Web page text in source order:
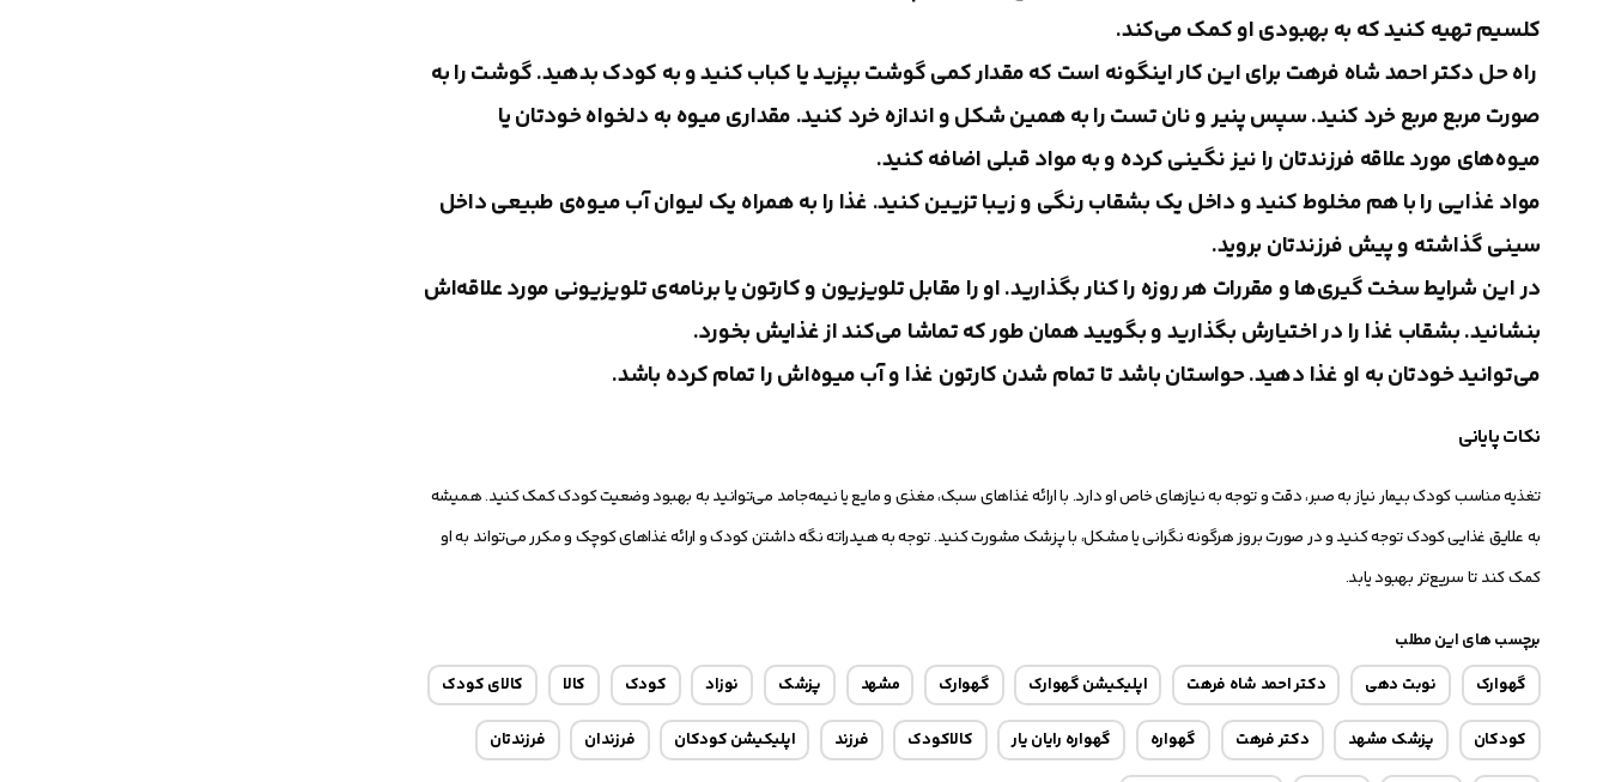
کلسیم تهیه کنید که به بهبودی او کمک می‌کند.
راه حل دکتر احمد شاه فرهت برای این کار اینگونه است که مقدار کمی گوشت بپزید یا کباب کنید و به کودک بدهید. گوشت را به
صورت مربع مربع خرد کنید. سپس پنیر و نان تست را به همین شکل و اندازه خرد کنید. مقداری میوه به دلخواه خودتان یا
میوه‌های مورد علاقه فرزندتان را نیز نگینی کرده و به مواد قبلی اضافه کنید.
مواد غذایی را با هم مخلوط کنید و داخل یک بشقاب رنگی و زیبا تزیین کنید. غذا را به همراه یک لیوان آب میوه‌ی طبیعی داخل
سینی گذاشته و پیش فرزندتان بروید.
در این شرایط سخت گیری‌ها و مقررات هر روزه را کنار بگذارید. او را مقابل تلویزیون و کارتون یا برنامه‌ی تلویزیونی مورد علاقه‌اش
بنشانید. بشقاب غذا را در اختیارش بگذارید و بگویید همان طور که تماشا می‌کند از غذایش بخورد.
می‌توانید خودتان به او غذا دهید. حواستان باشد تا تمام شدن کارتون غذا و آب میوه‌اش را تمام کرده باشد.
نکات پایانی
تغذیه مناسب کودک بیمار نیاز به صبر، دقت و توجه به نیازهای خاص او دارد. با ارائه غذاهای سبک، مغذی و مایع یا نیمه‌جامد می‌توانید به بهبود وضعیت کودک کمک کنید. همیشه
به علایق غذایی کودک توجه کنید و در صورت بروز هرگونه نگرانی یا مشکل، با پزشک مشورت کنید. توجه به هیدراته نگه داشتن کودک و ارائه غذاهای کوچک و مکرر می‌تواند به او
کمک کند تا سریع‌تر بهبود یابد.
برچسب های این مطلب
گهوارک
نوبت دهی دکتر احمد شاه فرهت اپلیکیشن گهوارک گهوارک مشهد پزشک نوزاد کودک کالا کالای کودک
کودکان پزشک مشهد دکتر فرهت گهواره گهواره رایان یار کالاکودک فرزند اپلیکیشن کودکان فرزندان فرزندتان